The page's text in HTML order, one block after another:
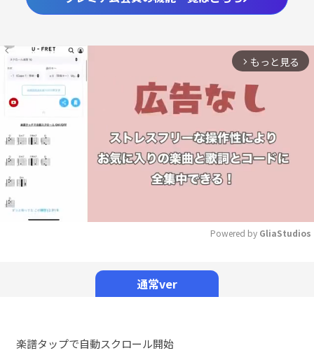
arrow_forward_ios もっと見る
Powered by GliaStudios
通常ver
楽譜タップで自動スクロール開始